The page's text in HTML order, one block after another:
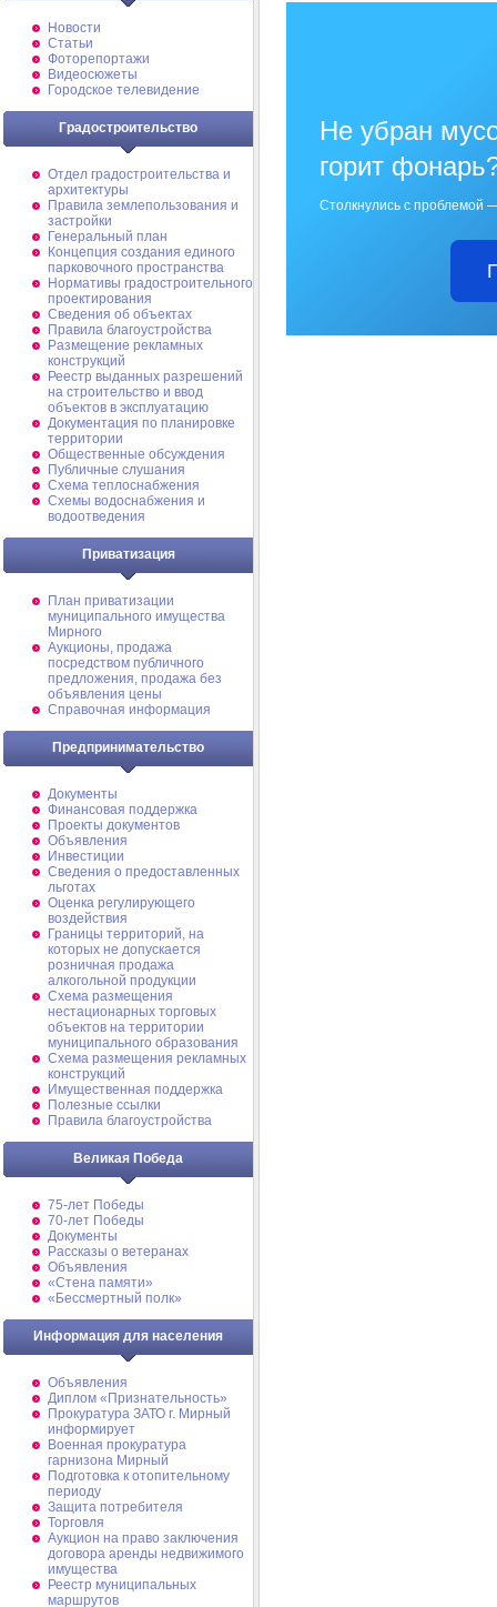
Новости
Статьи
Фоторепортажи
Видеосюжеты
Городское телевидение
Градостроительство
Отдел градостроительства и
архитектуры
Правила землепользования и
застройки
Генеральный план
Концепция создания единого
парковочного пространства
Нормативы градостроительного
проектирования
Сведения об объектах
Правила благоустройства
Размещение рекламных
конструкций
Реестр выданных разрешений
на строительство и ввод
объектов в эксплуатацию
Документация по планировке
территории
Общественные обсуждения
Публичные слушания
Схема теплоснабжения
Схемы водоснабжения и
водоотведения
Приватизация
План приватизации
муниципального имущества
Мирного
Аукционы, продажа
посредством публичного
предложения, продажа без
объявления цены
Справочная информация
Предпринимательство
Документы
Финансовая поддержка
Проекты документов
Объявления
Инвестиции
Сведения о предоставленных
льготах
Оценка регулирующего
воздействия
Границы территорий, на
которых не допускается
розничная продажа
алкогольной продукции
Схема размещения
нестационарных торговых
объектов на территории
муниципального образования
Схема размещения рекламных
конструкций
Имущественная поддержка
Полезные ссылки
Правила благоустройства
Великая Победа
75-лет Победы
70-лет Победы
Документы
Рассказы о ветеранах
Объявления
«Стена памяти»
«Бессмертный полк»
Информация для населения
Объявления
Диплом «Признательность»
Прокуратура ЗАТО г. Мирный
информирует
Военная прокуратура
гарнизона Мирный
Подготовка к отопительному
периоду
Защита потребителя
Торговля
Аукцион на право заключения
договора аренды недвижимого
имущества
Реестр муниципальных
маршрутов
Не убран
горит
Столкнулись с проблемой